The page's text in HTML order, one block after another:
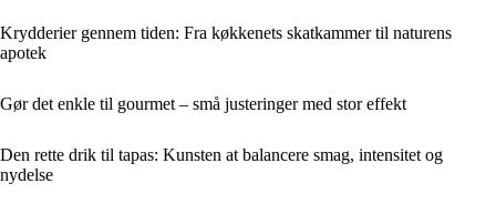
Krydderier gennem tiden: Fra køkkenets skatkammer til naturens
apotek
Gør det enkle til gourmet – små justeringer med stor effekt
Den rette drik til tapas: Kunsten at balancere smag, intensitet og
nydelse